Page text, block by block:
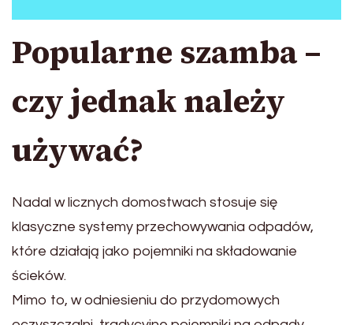
Popularne szamba –
czy jednak należy
używać?
Nadal w licznych domostwach stosuje się
klasyczne systemy przechowywania odpadów,
które działają jako pojemniki na składowanie
ścieków.
Mimo to, w odniesieniu do przydomowych